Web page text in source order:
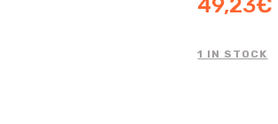
49,23€
1 IN STOCK